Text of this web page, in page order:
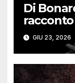
Di
GIU 23, 2026